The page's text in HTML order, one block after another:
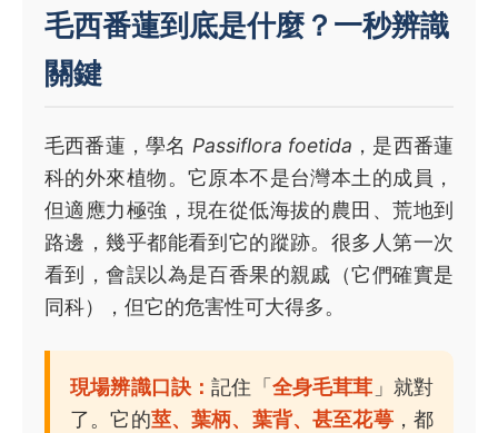
毛西番蓮到底是什麼？一秒辨識
關鍵
毛西番蓮，學名 Passiflora foetida ，是西番蓮
科的外來植物。它原本不是台灣本土的成員，
但適應力極強，現在從低海拔的農田、荒地到
路邊，幾乎都能看到它的蹤跡。很多人第一次
看到，會誤以為是百香果的親戚（它們確實是
同科），但它的危害性可大得多。
現場辨識口訣：記住「 全身毛茸茸 」就對
了。它的莖、葉柄、葉背、甚至花萼，都